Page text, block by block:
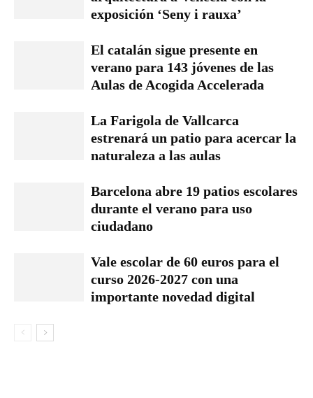
exposición ‘Seny i rauxa’
El catalán sigue presente en
verano para 143 jóvenes de las
Aulas de Acogida Accelerada
La Farigola de Vallcarca
estrenará un patio para acercar la
naturaleza a las aulas
Barcelona abre 19 patios escolares
durante el verano para uso
ciudadano
Vale escolar de 60 euros para el
curso 2026-2027 con una
importante novedad digital